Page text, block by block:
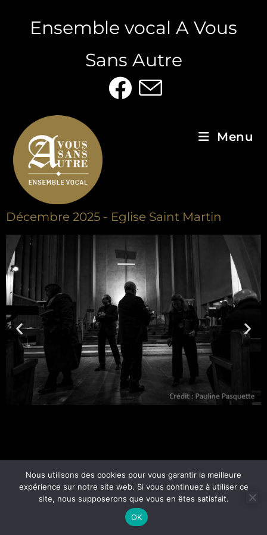
Ensemble vocal A Vous
Sans Autre
Menu
Décembre 2025 - Eglise Saint Martin
Nous utilisons des cookies pour vous garantir la meilleure
expérience sur notre site web. Si vous continuez à utiliser ce
site, nous supposerons que vous en êtes satisfait.
OK